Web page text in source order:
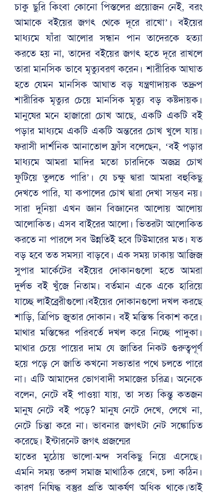
চাকু ছুরি কিংবা কোনো পিস্তলের প্রয়োজন নেই, বরং
আমাকে বইয়ের জগৎ থেকে দূরে রাখো’। বইয়ের
মাধ্যমে যাঁরা আলোর সন্ধান পান তাদেরকে হত্যা
করতে হয় না, তাদের বইয়ের জগৎ হতে দূরে রাখলে
তারা মানসিক ভাবে মৃত্যুবরণ করেন। শারীরিক আঘাত
হতে যেমন মানসিক আঘাত বড় যন্ত্রণাদায়ক তদ্রুপ
শারীরিক মৃত্যুর চেয়ে মানসিক মৃত্যু বড় কষ্টদায়ক।
মানুষের মনে হাজারো চোখ আছে, একটি একটি বই
পড়ার মাধ্যমে একটি একটি অন্তরের চোখ খুলে যায়।
ফরাসী দার্শনিক আনাতোল ফ্রাঁস বলেছেন, ‘বই পড়ার
মাধ্যমে আমরা মাদির মতো চারদিকে অজস্র চোখ
ফুটিয়ে তুলতে পারি’। যে চক্ষু দ্বারা আমরা বহুকিছু
দেখতে পারি, যা কপালের চোখ দ্বারা দেখা সম্ভব নয়।
সারা দুনিয়া এখন জ্ঞান বিজ্ঞানের আলোয় আলোয়
আলোকিত। এসব বাইরের আলো। ভিতরটা আলোকিত
করতে না পারলে সব উন্নতিই হবে টিউমারের মত। যত
বড় হবে তত সমস্যা বাড়বে। এক সময় ঢাকায় আজিজ
সুপার মার্কেটের বইয়ের দোকানগুলো হতে আমরা
দুর্লভ বই খুঁজে নিতাম। বর্তমান একে একে হারিয়ে
যাচ্ছে লাইব্রেরীগুলো।বইয়ের দোকানগুলো দখল করছে
শাড়ি, ত্রিপিচ জুতার দোকান। বই মস্তিস্ক বিকাশ করে।
মাথার মস্তিস্কের পরিবর্তে দখল করে নিচ্ছে পাদুকা।
মাথার চেয়ে পায়ের দাম যে জাতির নিকট গুরুত্বপূর্ণ
হয়ে পড়ে সে জাতি কখনো সভ্যতার পথে চলতে পারে
না। এটি আমাদের ভোগবাদী সমাজের চরিত্র। অনেকে
বলেন, নেটে বই পাওয়া যায়, তা সত্য কিন্তু কতজন
মানুষ নেটে বই পড়ে? মানুষ নেটে দেখে, লেখে না,
নেটে চিন্তা করে না। ভাবনার জগৎটা নেট সঙ্কোচিত
করেছে। ইন্টারনেট জগৎ প্রজন্মের
হাতের মুঠোয় ভালো-মন্দ সবকিছু নিয়ে এসেছে।
এমনি সময় তরুণ সমাজ মাথাঠিক রেখে, চলা কঠিন।
কারণ নিষিদ্ধ বস্তুর প্রতি আকর্ষণ অধিক থাকে।তাই